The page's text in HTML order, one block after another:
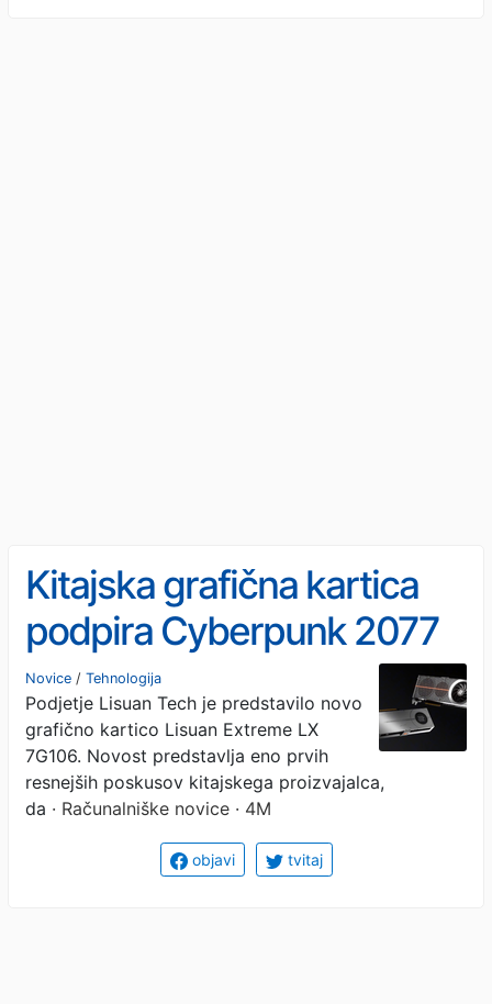
Kitajska grafična kartica
podpira Cyberpunk 2077
Novice / Tehnologija
Podjetje Lisuan Tech je predstavilo novo
grafično kartico Lisuan Extreme LX
7G106. Novost predstavlja eno prvih
resnejših poskusov kitajskega proizvajalca,
da · Računalniške novice · 4M
objavi tvitaj